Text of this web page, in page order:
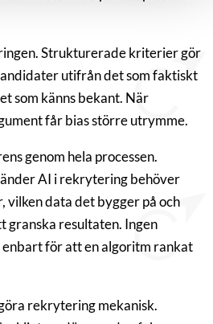
Strukturerade kriterier gör
utifrån det som faktiskt
som känns bekant. När
får bias större utrymme.
genom hela processen.
AI i rekrytering behöver
data det bygger på och
granska resultaten. Ingen
för att en algoritm rankat
rekrytering mekanisk.